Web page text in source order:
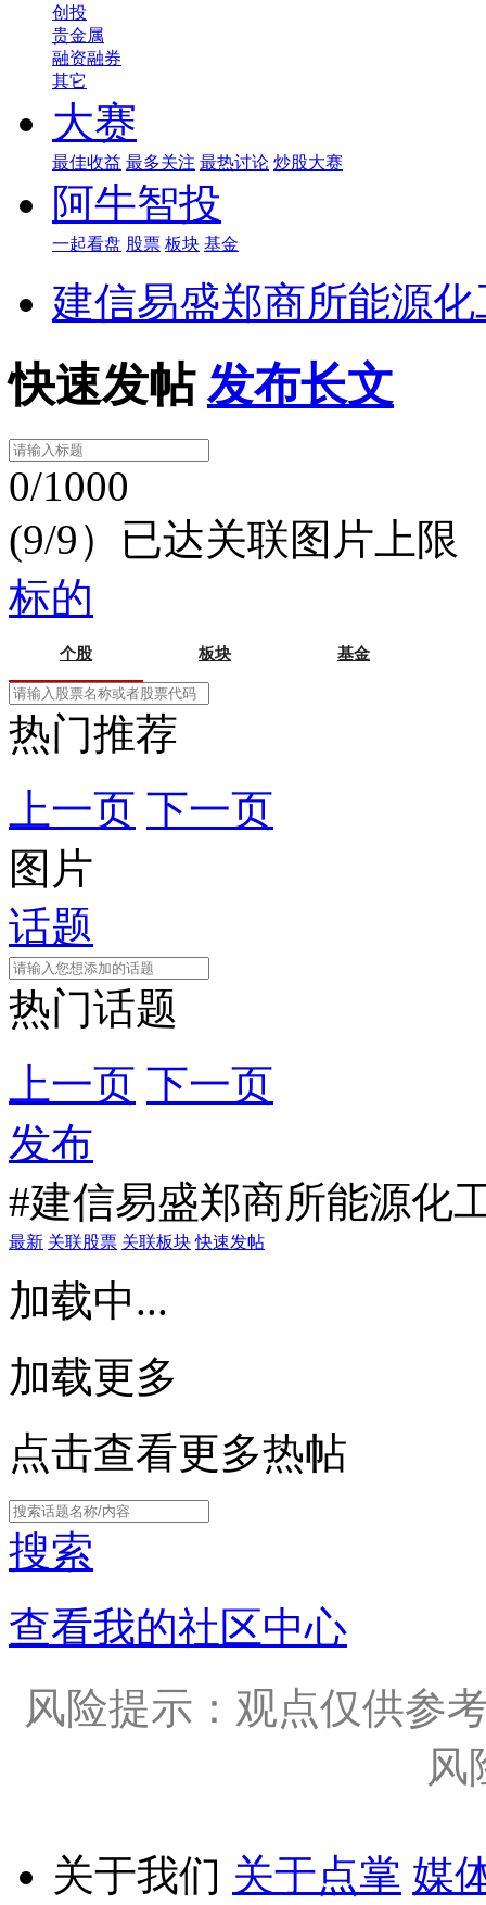
创投
贵金属
融资融券
其它
大赛
最佳收益 最多关注 最热讨论 炒股大赛
阿牛智投
一起看盘 股票 板块 基金
建信易盛郑商所能源
快速发帖 发布长文
0/1000
(9/9）已达关联图片上限
标的
个股 板块 基金
热门推荐
上一页 下一页
图片
话题
热门话题
上一页 下一页
发布
#建信易盛郑商所能源化
最新 关联股票 关联板块 快速发帖
加载中...
加载更多
点击查看更多热帖
搜索
查看我的社区中心
风险提示：观点仅供参
风
关于我们 关于点掌 媒